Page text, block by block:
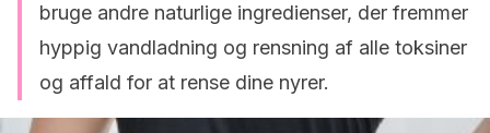
bruge andre naturlige ingredienser, der fremmer
hyppig vandladning og rensning af alle toksiner
og affald for at rense dine nyrer.